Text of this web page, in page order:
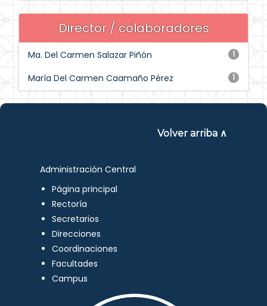
Director / colaboradores
1
Ma. Del Carmen Salazar Piñón
1
María Del Carmen Caamaño Pérez
Volver arriba ∧
Administración Central
Página principal
Rectoría
Secretarios
Direcciones
Coordinaciones
Facultades
Campus